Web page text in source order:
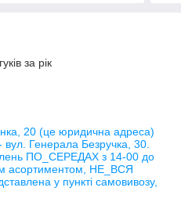
за рік
20 (це юридична адреса)
Генерала Безручка, 30.
ПО_СЕРЕДАХ з 14-00 до
асортиментом, НЕ_ВСЯ
у пункті самовивозу,